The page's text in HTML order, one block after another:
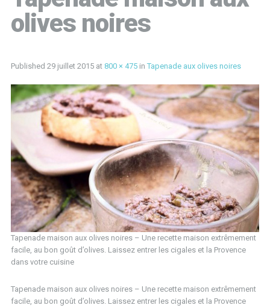
olives noires
Published 29 juillet 2015at 800 × 475in Tapenade aux olives noires
Tapenade maison aux olives noires – Une recette maison extrêmement
facile, au bon goût d’olives. Laissez entrer les cigales et la Provence
dans votre cuisine
Tapenade maison aux olives noires – Une recette maison extrêmement
facile, au bon goût d’olives. Laissez entrer les cigales et la Provence